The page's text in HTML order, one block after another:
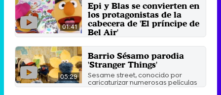
01:41
Epi y Blas se convierten en
los protagonistas de la
cabecera de 'El príncipe de
Bel Air'
popular cabecera de la ...
27 de agosto 2018
05:29
Barrio Sésamo parodia
'Stranger Things'
Sesame street, conocido por
caricaturizar numerosas películas
y series, parodia en esta ...